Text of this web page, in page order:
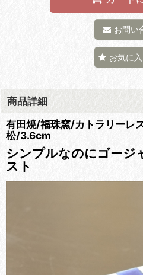
お問い
お気に
商品詳細
有田焼/福珠窯/カトラリーレ
松/3.6cm
シンプルなのにゴージ
スト